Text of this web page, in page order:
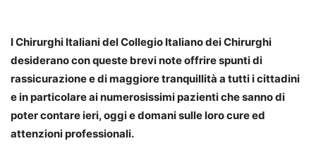
I Chirurghi Italiani del Collegio Italiano dei Chirurghi
desiderano con queste brevi note offrire spunti di
rassicurazione e di maggiore tranquillità a tutti i cittadini
e in particolare ai numerosissimi pazienti che sanno di
poter contare ieri, oggi e domani sulle loro cure ed
attenzioni professionali.